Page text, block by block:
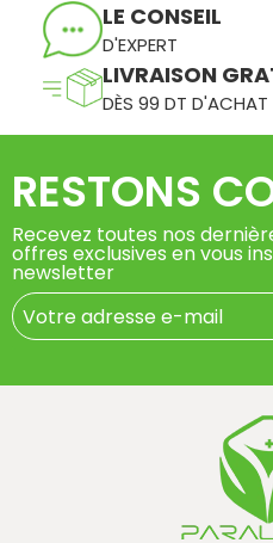
LE CONSEIL
D'EXPERT
LIVRAISON
DÈS 99 DT D'ACHAT
RESTONS
Recevez toutes nos
offres exclusives en vous
newsletter